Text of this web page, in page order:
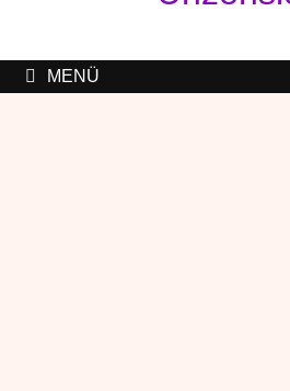
MENÜ